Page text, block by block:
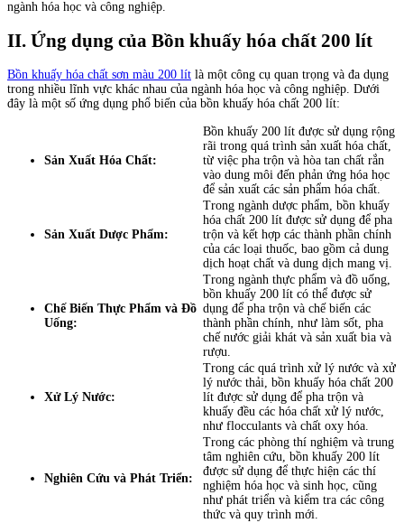
ngành hóa học và công nghiệp.
II. Ứng dụng của Bồn khuấy hóa chất 200 lít
Bồn khuấy hóa chất sơn màu 200 lít là một công cụ quan trọng và đa dụng
trong nhiều lĩnh vực khác nhau của ngành hóa học và công nghiệp. Dưới
đây là một số ứng dụng phổ biến của bồn khuấy hóa chất 200 lít:
Sản Xuất Hóa Chất:
Bồn khuấy 200 lít được sử dụng rộng
rãi trong quá trình sản xuất hóa chất,
từ việc pha trộn và hòa tan chất rắn
vào dung môi đến phản ứng hóa học
để sản xuất các sản phẩm hóa chất.
Sản Xuất Dược Phẩm:
Trong ngành dược phẩm, bồn khuấy
hóa chất 200 lít được sử dụng để pha
trộn và kết hợp các thành phần chính
của các loại thuốc, bao gồm cả dung
dịch hoạt chất và dung dịch mang vị.
Chế Biến Thực Phẩm và Đồ
Uống:
Trong ngành thực phẩm và đồ uống,
bồn khuấy 200 lít có thể được sử
dụng để pha trộn và chế biến các
thành phần chính, như làm sốt, pha
chế nước giải khát và sản xuất bia và
rượu.
Xử Lý Nước:
Trong các quá trình xử lý nước và xử
lý nước thải, bồn khuấy hóa chất 200
lít được sử dụng để pha trộn và
khuấy đều các hóa chất xử lý nước,
như flocculants và chất oxy hóa.
Nghiên Cứu và Phát Triển:
Trong các phòng thí nghiệm và trung
tâm nghiên cứu, bồn khuấy 200 lít
được sử dụng để thực hiện các thí
nghiệm hóa học và sinh học, cũng
như phát triển và kiểm tra các công
thức và quy trình mới.